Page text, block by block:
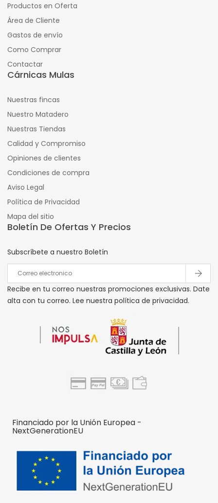
Productos en Oferta
Área de Cliente
Gastos de envío
Como Comprar
Contactar
Cárnicas Mulas
Nuestras fincas
Nuestro Matadero
Nuestras Tiendas
Calidad y Compromiso
Opiniones de clientes
Condiciones de compra
Aviso Legal
Política de Privacidad
Mapa del sitio
Boletín De Ofertas Y Precios
Subscríbete a nuestro Boletín
Recibe en tu correo nuestras promociones exclusivas. Date
alta con tu correo. Lee nuestra política de privacidad.
Financiado por la Unión Europea -
NextGenerationEU